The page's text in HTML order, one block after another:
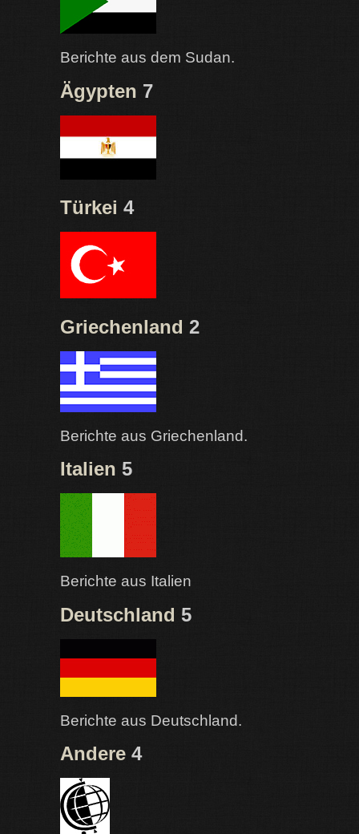
Berichte aus dem Sudan.
Ägypten 7
Türkei 4
Griechenland 2
Berichte aus Griechenland.
Italien 5
Berichte aus Italien
Deutschland 5
Berichte aus Deutschland.
Andere 4